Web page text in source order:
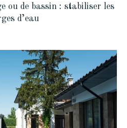
ou de bassin : stabiliser les
d’eau